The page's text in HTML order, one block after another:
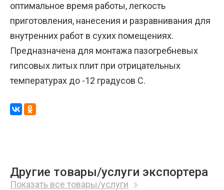
оптимальное время работы, легкость
приготовления, нанесения и разравнивания для
внутренних работ в сухих помещениях.
Предназначена для монтажа пазогребневых
гипсовых литых плит при отрицательных
температурах до -12 градусов С.
Другие товары/услуги экспортера
Показать все товары/услуги